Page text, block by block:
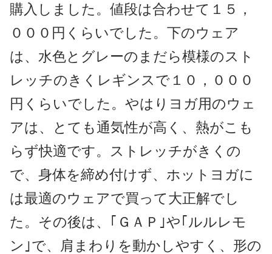
購入しました。値段は合わせて１５，
０００円くらいでした。下のウェア
は、水色とグレーのまだら模様のスト
レッチのきくレギンスで１０，０００
円くらいでした。やはりヨガ用のウェ
アは、とても通気性が高く、熱がこも
らず快適です。ストレッチがきくの
で、身体を締め付けず、ホットヨガに
は最適のウェアで買って大正解でし
た。その後は、｢ＧＡＰ｣や｢ルルレモ
ン｣で、肩まわりを動かしやすく、形の